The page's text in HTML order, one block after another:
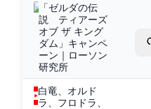
「ゼルダの伝
説 ティアーズ
オブ ザ キング
ダム」キャンペ
ーン｜ローソン
研究所
白竜、オルド
ラ、フロドラ、